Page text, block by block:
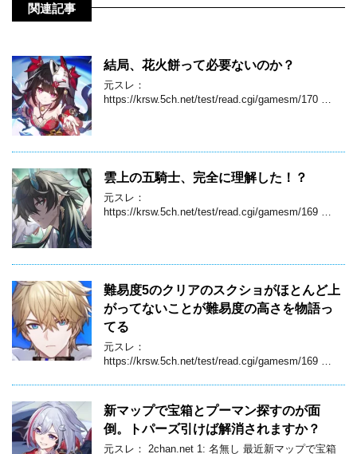
関連記事
結局、花火餅って必要ないのか？
元スレ：
https://krsw.5ch.net/test/read.cgi/gamesm/170 …
雲上の五騎士、完全に理解した！？
元スレ：
https://krsw.5ch.net/test/read.cgi/gamesm/169 …
難易度5のクリアのスクショがほとんど上
がってないことが難易度の高さを物語っ
てる
元スレ：
https://krsw.5ch.net/test/read.cgi/gamesm/169 …
新マップで宝箱とプーマン探すのが面
倒。トパーズ引けば解消されますか？
元スレ： 2chan.net 1: 名無し 最近新マップで宝箱